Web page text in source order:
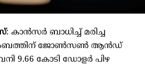
: കാൻസർ ബാധിച്ച് മരിച്ച
ജോൺസൺ ആൻഡ്
9.66 കോടി ഡോളർ പിഴ